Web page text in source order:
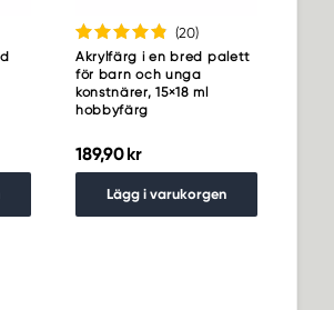
(20)
Akrylfärg i en bred palett
för barn och unga
konstnärer, 15×18 ml
hobbyfärg
189,90 kr
Lägg i varukorgen